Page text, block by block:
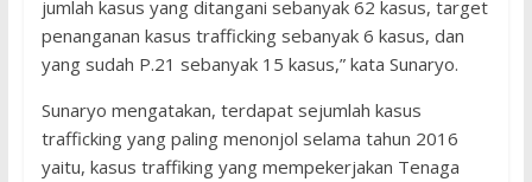
jumlah kasus yang ditangani sebanyak 62 kasus, target
penanganan kasus trafficking sebanyak 6 kasus, dan
yang sudah P.21 sebanyak 15 kasus,” kata Sunaryo.
Sunaryo mengatakan, terdapat sejumlah kasus
trafficking yang paling menonjol selama tahun 2016
yaitu, kasus traffiking yang mempekerjakan Tenaga